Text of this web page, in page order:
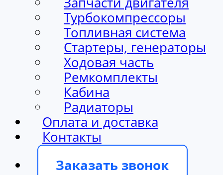
Турбокомпрессоры
Топливная система
Стартеры, генераторы
Ходовая часть
Ремкомплекты
Кабина
Радиаторы
Оплата и доставка
Контакты
Заказать звонок